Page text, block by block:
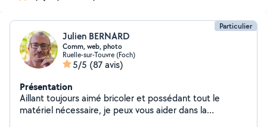
Particulier
Julien BERNARD
Comm, web, photo
Ruelle-sur-Touvre (Foch)
5/5 (87 avis)
Présentation
Aillant toujours aimé bricoler et possédant tout le
matériel nécessaire, je peux vous aider dans la